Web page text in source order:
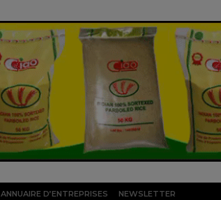
ANNUAIRE D’ENTREPRISES NEWSLETTER